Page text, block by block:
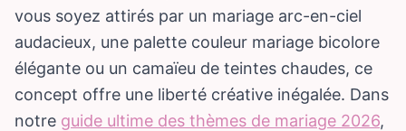
vous soyez attirés par un mariage arc-en-ciel
audacieux, une palette couleur mariage bicolore
élégante ou un camaïeu de teintes chaudes, ce
concept offre une liberté créative inégalée. Dans
notre guide ultime des thèmes de mariage 2026,